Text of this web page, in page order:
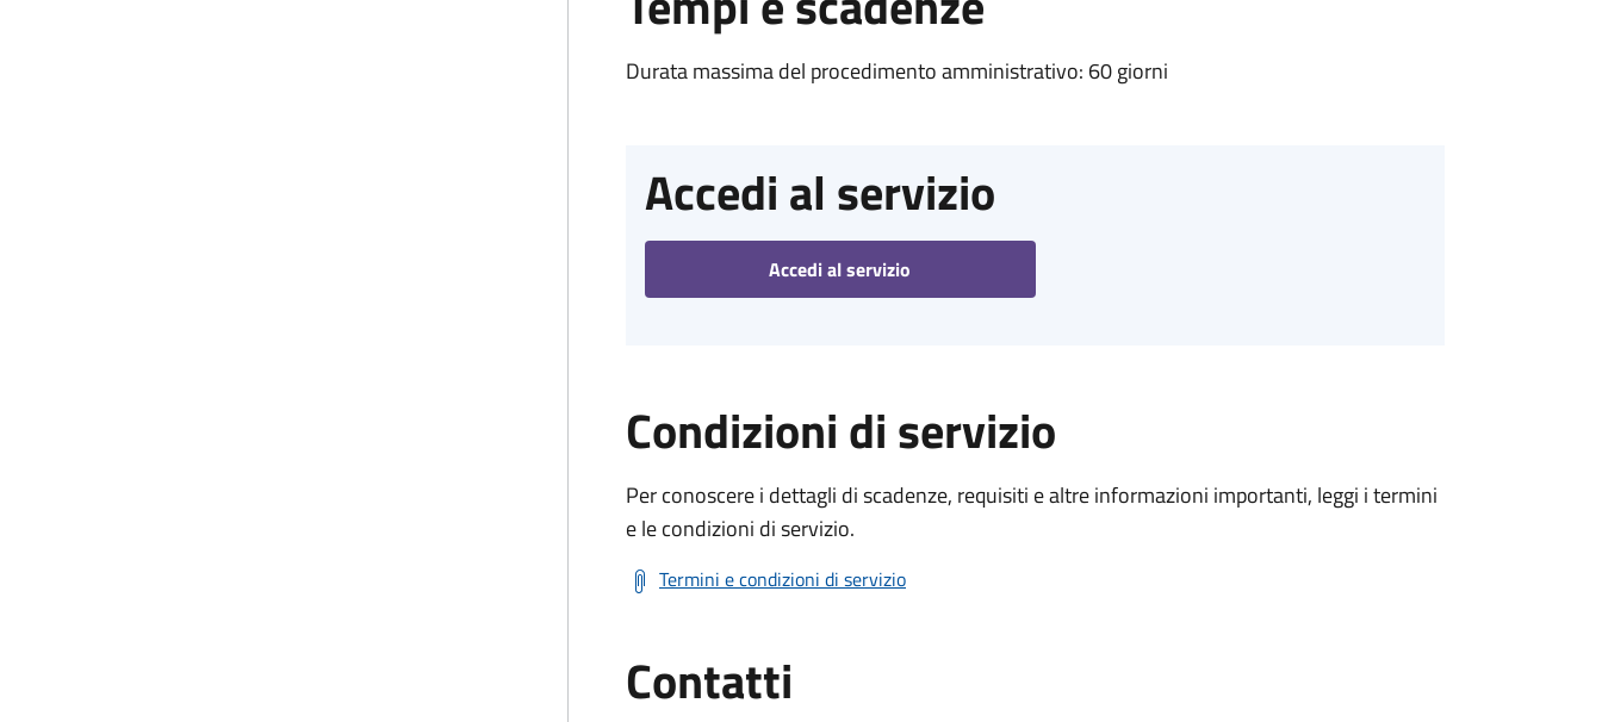
Durata massima del procedimento amministrativo: 60 giorni
Accedi al servizio
Accedi al servizio
Condizioni di servizio
Per conoscere i dettagli di scadenze, requisiti e altre informazioni importanti, leggi i termini
e le condizioni di servizio.
Termini e condizioni di servizio
Contatti